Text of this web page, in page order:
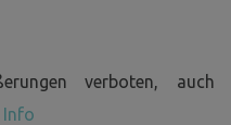
verboten, auch
Info